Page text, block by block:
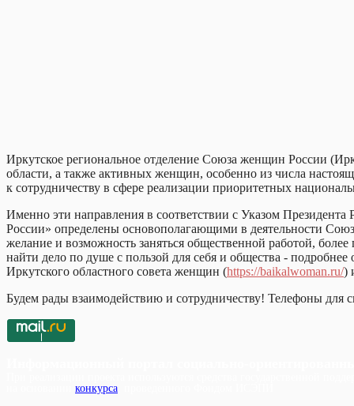
Иркутское региональное отделение Союза женщин России
области, а также активных женщин, особенно из числа
к сотрудничеству в сфере реализации приоритетных
Именно эти направления в соответствии с Указом
России» определены основополагающими в деятельности
желание и возможность заняться общественной работой,
найти дело по душе с пользой для себя и общества -
Иркутского областного совета женщин (https://baikalwoman.ru/)
Будем рады взаимодействию и сотрудничеству! Телефоны для
конкурса